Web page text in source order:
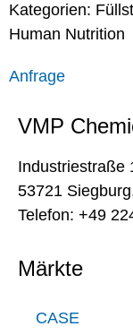
Kategorien:
Human Nutrition
Anfrage
VMP
Industriestraße
53721
Telefon: +49
Märkte
CASE